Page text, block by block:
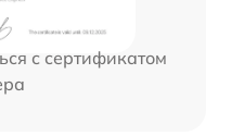
с сертификатом